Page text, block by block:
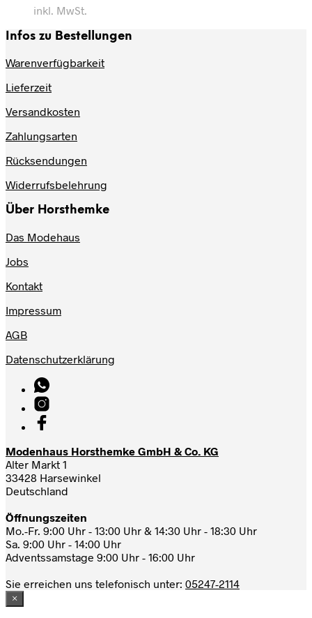
inkl. MwSt.
Infos zu Bestellungen
Warenverfügbarkeit
Lieferzeit
Versandkosten
Zahlungsarten
Rücksendungen
Widerrufsbelehrung
Über Horsthemke
Das Modehaus
Jobs
Kontakt
Impressum
AGB
Datenschutzerklärung
Modenhaus Horsthemke GmbH & Co. KG
Alter Markt 1
33428 Harsewinkel
Deutschland
Öffnungszeiten
Mo.-Fr. 9:00 Uhr - 13:00 Uhr & 14:30 Uhr - 18:30 Uhr
Sa. 9:00 Uhr - 14:00 Uhr
Adventssamstage 9:00 Uhr - 16:00 Uhr
Sie erreichen uns telefonisch unter: 05247-2114
×